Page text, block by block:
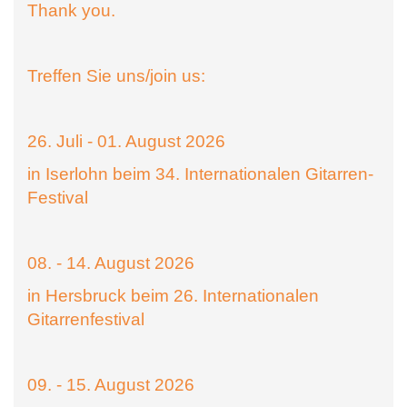
Thank you.
Treffen Sie uns/join us:
26. Juli - 01. August 2026
in Iserlohn beim 34. Internationalen Gitarren-
Festival
08. - 14. August 2026
in Hersbruck beim 26. Internationalen
Gitarrenfestival
09. - 15. August 2026